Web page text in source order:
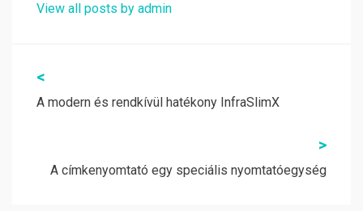
View all posts by admin
Bejegyzés
navigáció
<
A modern és rendkívül hatékony InfraSlimX
>
A címkenyomtató egy speciális nyomtatóegység